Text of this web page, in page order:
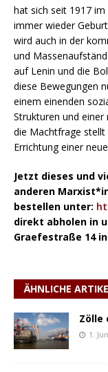
hat sich seit 1917
immer wieder
wird auch in der
und
auf Lenin und die
diese Bewegungen
einem einenden
Strukturen und
die Machtfrage
Errichtung einer
Jetzt dieses und
anderen
bestellen unter:
direkt abholen in
Graefestraße 14
ÄHNLICHE
Zölle
1.